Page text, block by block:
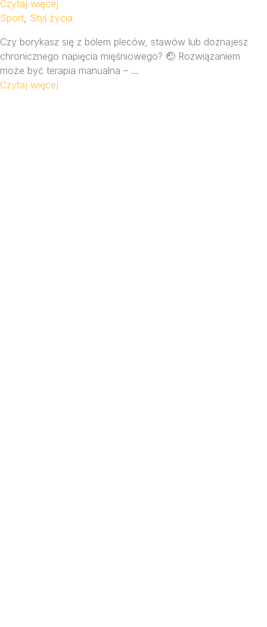
Czytaj więcej
Sport, Styl życia
Czy borykasz się z bólem pleców, stawów lub doznajesz
chronicznego napięcia mięśniowego? 🤕 Rozwiązaniem
może być terapia manualna – ...
Czytaj więcej